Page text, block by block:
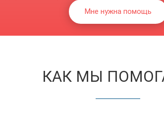
Мне нужна помощь
КАК МЫ